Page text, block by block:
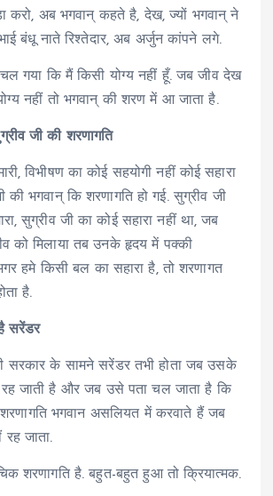
करो, अब भगवान् कहते है, देख, ज्यों भगवान् ने
बंधू नाते रिश्तेदार, अब अर्जुन कांपने लगे.
गया कि मैं किसी योग्य नहीं हूँ. जब जीव देख
नहीं तो भगवान् की शरण में आ जाता है.
जी की शरणागति
विभीषण का कोई सहयोगी नहीं कोई सहारा
की भगवान् कि शरणागति हो गई. सुग्रीव जी
सुग्रीव जी का कोई सहारा नहीं था, जब
को मिलाया तब उनके हृदय में पक्की
हमे किसी बल का सहारा है, तो शरणागत
है.
सरेंडर
सरकार के सामने सरेंडर तभी होता जब उसके
रह जाती है और जब उसे पता चल जाता है कि
भगवान असलियत में करवाते हैं जब
रह जाता.
शरणागति है. बहुत-बहुत हुआ तो क्रियात्मक.